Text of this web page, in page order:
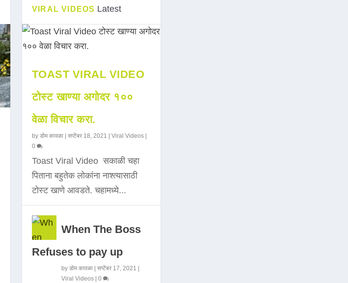
VIRAL VIDEOS Latest
TOAST VIRAL VIDEO
टोस्ट खाण्या अगोदर १००
वेळा विचार करा.
by डोम कावळा| सप्टेंबर 18, 2021 Viral Videos|
0
Toast Viral Video सकाळी चहा
पिताना बहुतेक लोकांना नाश्त्यासाठी
टोस्ट खाणे आवडते. चहामध्ये...
When The Boss
Refuses to pay up
by डोम कावळा| सप्टेंबर 17, 2021
Viral Videos| 0